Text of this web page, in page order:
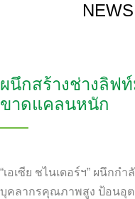
ผนึกสร้างช่างลิฟ
ขาดแคลนหนัก
“เอเซีย ชไนเดอร์ฯ” ผนึกก
บุคลากรคุณภาพสูง ป้อนอุ